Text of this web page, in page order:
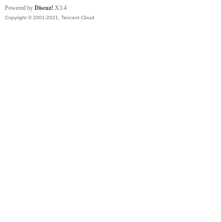
Powered by Discuz! X3.4
Copyright © 2001-2021, Tencent Cloud.